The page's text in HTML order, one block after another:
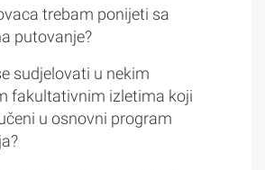
trebam ponijeti sa
putovanje?
sudjelovati u nekim
fakultativnim izletima koji
u osnovni program